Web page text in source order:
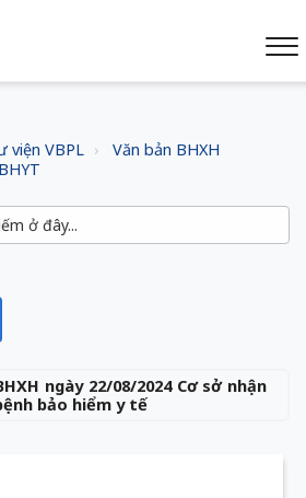
viện VBPL
Văn bản BHXH
ngày 22/08/2024 Cơ sở nhận
bảo hiểm y tế